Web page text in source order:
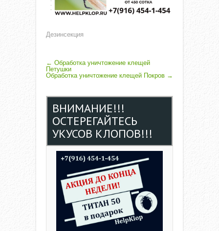
Дезинсекция
P
O
S
T
N
A
← Обработка уничтожение клещей
Петушки
Обработка уничтожение клещей Покров →
ВНИМАНИЕ!!!
ОСТЕРЕГАЙТЕСЬ
УКУСОВ КЛОПОВ!!!